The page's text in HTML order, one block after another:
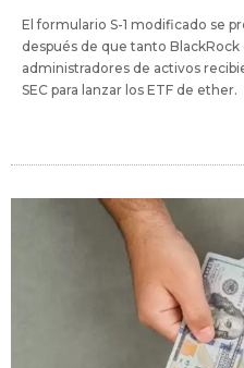
El formulario S-1 modificado se
después de que tanto
administradores de activos
SEC para lanzar los ETF de ether.